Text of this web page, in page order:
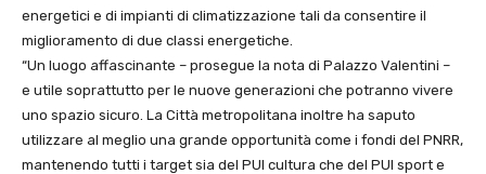
energetici e di impianti di climatizzazione tali da consentire il
miglioramento di due classi energetiche.
“Un luogo affascinante – prosegue la nota di Palazzo Valentini –
e utile soprattutto per le nuove generazioni che potranno vivere
uno spazio sicuro. La Città metropolitana inoltre ha saputo
utilizzare al meglio una grande opportunità come i fondi del PNRR,
mantenendo tutti i target sia del PUI cultura che del PUI sport e